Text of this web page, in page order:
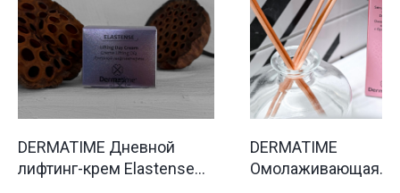
DERMATIME Дневной
лифтинг-крем Elastense
DERMATIME
Омолаживающая